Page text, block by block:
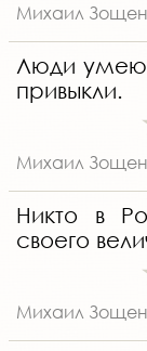
Михаил
Люди
привыкли.
Михаил
Никто в
своего
Михаил